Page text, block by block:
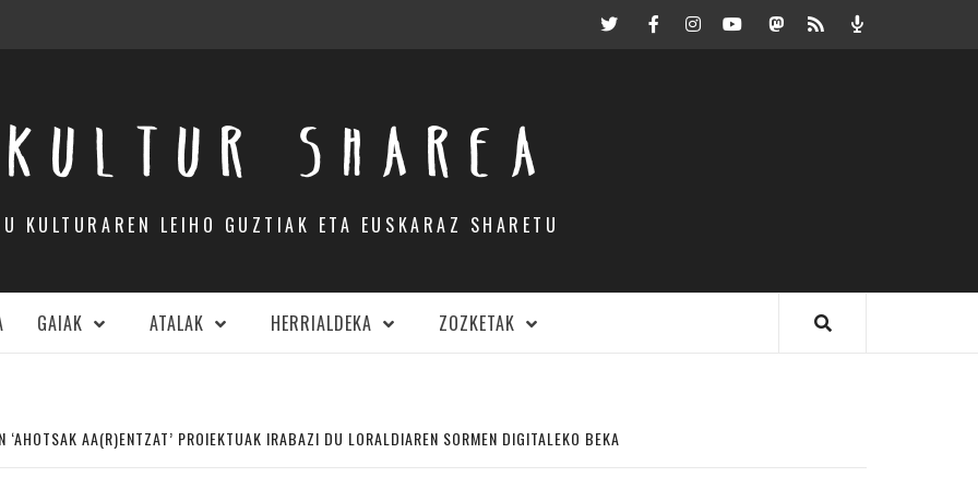
TwitterFacebookInstagramYoutubeMastodon.eus
RSS Podcast
KULTUR SHAREA
KULTURAREN LEIHO GUZTIAK ETA EUSKARAZ SHARETU
GAIAK ATALAK HERRIALDEKA ZOZKETAK
‘AHOTSAK AA(R)ENTZAT’ PROIEKTUAK IRABAZI DU LORALDIAREN SORMEN DIGITALEKO BEKA